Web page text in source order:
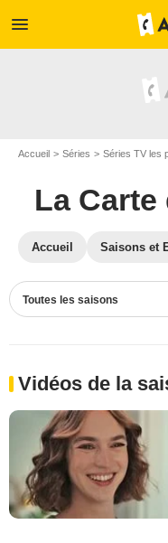
menu
Accueil Séries Séries TV les
La
Accueil Saisons et
Toutes les saisons
Vidéos de la